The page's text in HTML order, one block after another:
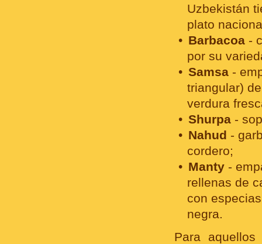
Uzbekistán
plato
Barbacoa -
por su
Samsa -
triangular)
verdura
Shurpa -
Nahud -
cordero;
Manty -
rellenas de
con
negra.
Para